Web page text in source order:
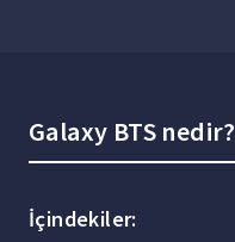
Galaxy BTS nedir?
İçindekiler: